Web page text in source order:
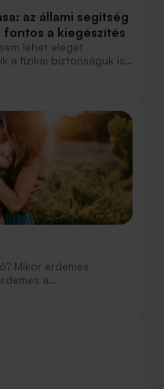
az állami segítség
a kiegészítés
lehet eleget
a fizikai biztonságuk is,
fontos tudni, hogy
Mikor érdemes
a